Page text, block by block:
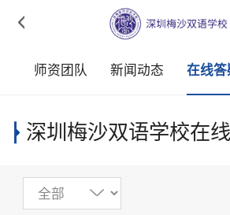

师资团队 新闻动态 在线答
深圳梅沙双语学校在